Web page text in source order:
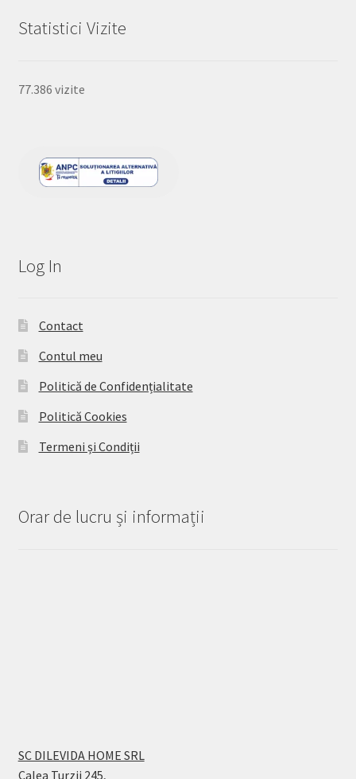
Statistici Vizite
77.386 vizite
Log In
Contact
Contul meu
Politică de Confidențialitate
Politică Cookies
Termeni și Condiții
Orar de lucru și informații
SC DILEVIDA HOME SRL
Calea Turzii 245,